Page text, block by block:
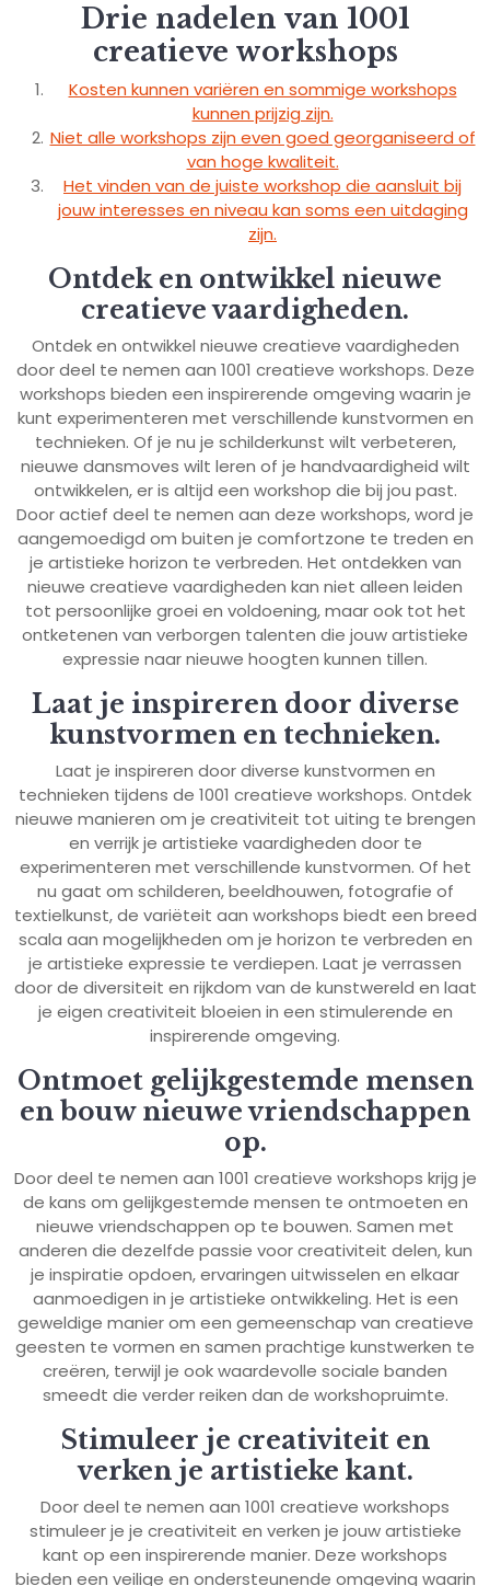
Drie nadelen van 1001
creatieve workshops
Kosten kunnen variëren en sommige workshops
kunnen prijzig zijn.
Niet alle workshops zijn even goed georganiseerd of
van hoge kwaliteit.
Het vinden van de juiste workshop die aansluit bij
jouw interesses en niveau kan soms een uitdaging
zijn.
Ontdek en ontwikkel nieuwe
creatieve vaardigheden.
Ontdek en ontwikkel nieuwe creatieve vaardigheden
door deel te nemen aan 1001 creatieve workshops. Deze
workshops bieden een inspirerende omgeving waarin je
kunt experimenteren met verschillende kunstvormen en
technieken. Of je nu je schilderkunst wilt verbeteren,
nieuwe dansmoves wilt leren of je handvaardigheid wilt
ontwikkelen, er is altijd een workshop die bij jou past.
Door actief deel te nemen aan deze workshops, word je
aangemoedigd om buiten je comfortzone te treden en
je artistieke horizon te verbreden. Het ontdekken van
nieuwe creatieve vaardigheden kan niet alleen leiden
tot persoonlijke groei en voldoening, maar ook tot het
ontketenen van verborgen talenten die jouw artistieke
expressie naar nieuwe hoogten kunnen tillen.
Laat je inspireren door diverse
kunstvormen en technieken.
Laat je inspireren door diverse kunstvormen en
technieken tijdens de 1001 creatieve workshops. Ontdek
nieuwe manieren om je creativiteit tot uiting te brengen
en verrijk je artistieke vaardigheden door te
experimenteren met verschillende kunstvormen. Of het
nu gaat om schilderen, beeldhouwen, fotografie of
textielkunst, de variëteit aan workshops biedt een breed
scala aan mogelijkheden om je horizon te verbreden en
je artistieke expressie te verdiepen. Laat je verrassen
door de diversiteit en rijkdom van de kunstwereld en laat
je eigen creativiteit bloeien in een stimulerende en
inspirerende omgeving.
Ontmoet gelijkgestemde mensen
en bouw nieuwe vriendschappen
op.
Door deel te nemen aan 1001 creatieve workshops krijg je
de kans om gelijkgestemde mensen te ontmoeten en
nieuwe vriendschappen op te bouwen. Samen met
anderen die dezelfde passie voor creativiteit delen, kun
je inspiratie opdoen, ervaringen uitwisselen en elkaar
aanmoedigen in je artistieke ontwikkeling. Het is een
geweldige manier om een gemeenschap van creatieve
geesten te vormen en samen prachtige kunstwerken te
creëren, terwijl je ook waardevolle sociale banden
smeedt die verder reiken dan de workshopruimte.
Stimuleer je creativiteit en
verken je artistieke kant.
Door deel te nemen aan 1001 creatieve workshops
stimuleer je je creativiteit en verken je jouw artistieke
kant op een inspirerende manier. Deze workshops
bieden een veilige en ondersteunende omgeving waarin